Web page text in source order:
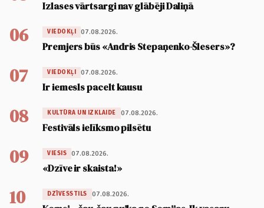
Izlases vārtsargi nav glābēji Daliņā
06 VIEDOKĻI 07.08.2026.
Premjers būs «Andris Stepaņenko-Šlesers»?
07 VIEDOKĻI 07.08.2026.
Ir iemesls pacelt kausu
08 KULTŪRA UN IZKLAIDE 07.08.2026.
Festivāls ielīksmo pilsētu
09 VIESIS 07.08.2026.
«Dzīve ir skaista!»
10 DZĪVESSTILS 07.08.2026.